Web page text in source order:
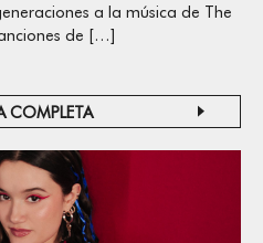
a la música de The
de […]
COMPLETA